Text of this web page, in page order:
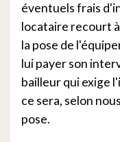
éventuels frais
locataire recourt
la pose de
lui payer son
bailleur qui exige
ce sera, selon
pose.